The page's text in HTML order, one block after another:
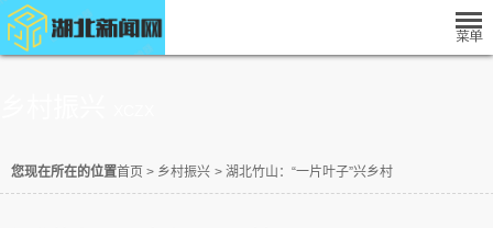
您现在所在的位置首页 > 乡村振兴 > 湖北竹山：“一片叶子”兴乡村